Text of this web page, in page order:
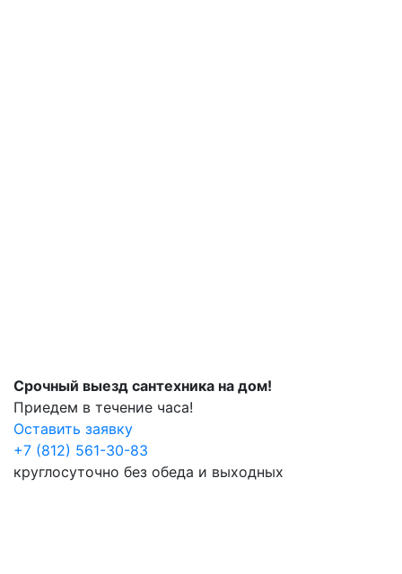
Срочный выезд сантехника на дом!
Приедем в течение часа!
Оставить заявку
+7 (812) 561-30-83
круглосуточно без обеда и выходных